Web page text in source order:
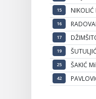
15
16
17
19
25 ŠAKIĆ
42